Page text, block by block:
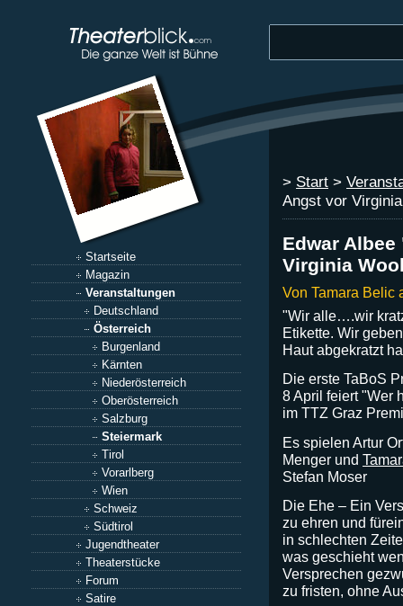
Startseite
Magazin
Veranstaltungen
Deutschland
Österreich
Burgenland
Kärnten
Niederösterreich
Oberösterreich
Salzburg
Steiermark
Tirol
Vorarlberg
Wien
Schweiz
Südtirol
Jugendtheater
Theaterstücke
Forum
Satire
> Start >
Angst vor
Edwar
Virginia
Von Tamara Belic
"Wir alle….wir
Etikette. Wir
Haut abgekratzt
Die erste TaBoS
8 April feiert "Wer
im TTZ Graz
Es spielen Artur
Menger und
Stefan Moser
Die Ehe – Ein
zu ehren und
in schlechten
was geschieht
Versprechen
zu fristen, ohne